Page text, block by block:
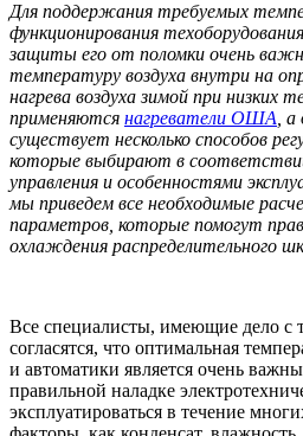
Для поддержания требуемых
функционирования
защиты его от поломки очень
температуру воздуха внутри на
нагрева воздуха зимой при низких
применяются нагреватели ОША, а
существует несколько способов
которые выбирают в
управления и особенностями
мы приведем все необходимые
параметров, которые помогут
охлаждения распределительного
Все специалисты, имеющие дело с
согласятся, что оптимальная
и автоматики является очень
правильной наладке
эксплуатироваться в течение